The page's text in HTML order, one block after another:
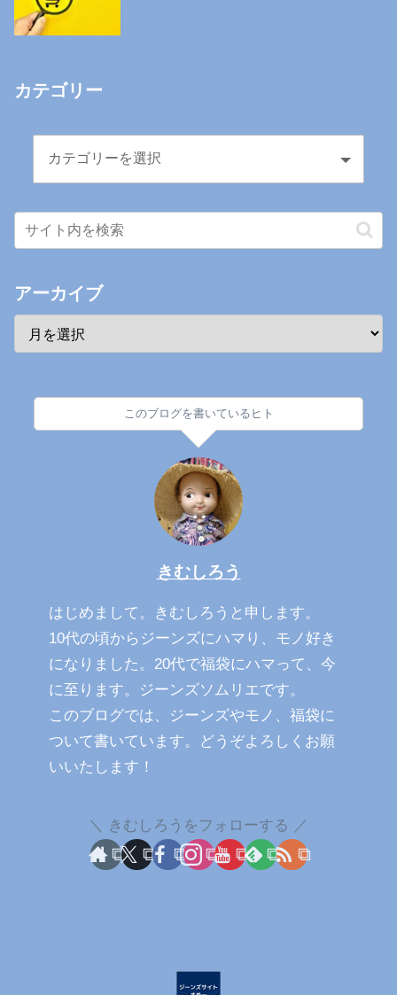
カテゴリー
アーカイブ
このブログを書いているヒト
きむしろう
はじめまして。きむしろうと申します。
10代の頃からジーンズにハマり、モノ好き
になりました。20代で福袋にハマって、今
に至ります。ジーンズソムリエです。
このブログでは、ジーンズやモノ、福袋に
ついて書いています。どうぞよろしくお願
いいたします！
きむしろうをフォローする